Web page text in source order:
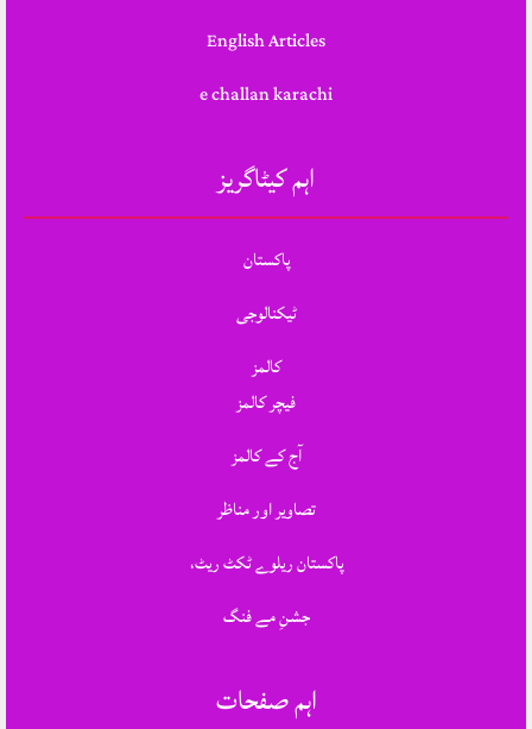
English Articles
e challan karachi
اہم کیٹاگریز
پاکستان
ٹیکنالوجی
کالمز
فیچر کالمز
آج کے کالمز
تصاویر اور مناظر
پاکستان ریلوے ٹکٹ ریٹ،
جشنِ مے فنگ
اہم صفحات